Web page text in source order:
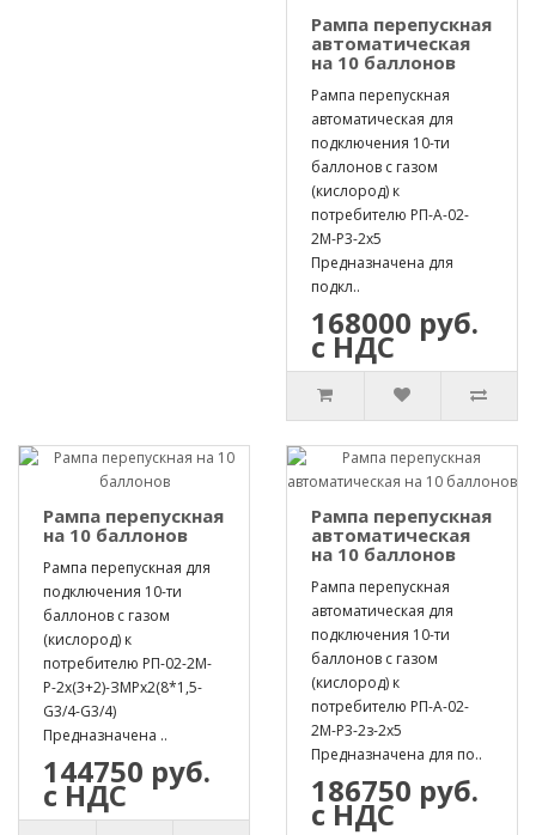
Рампа перепускная
автоматическая
на 10 баллонов
Рампа перепускная
автоматическая для
подключения 10-ти
баллонов с газом
(кислород) к
потребителю РП-А-02-
2М-Р3-2х5
Предназначена для
подкл..
168000 руб.
с НДС
Рампа перепускная
на 10 баллонов
Рампа перепускная для
подключения 10-ти
баллонов с газом
(кислород) к
потребителю РП-02-2М-
Р-2х(3+2)-ЗМРх2(8*1,5-
G3/4-G3/4)
Предназначена ..
144750 руб.
с НДС
Рампа перепускная
автоматическая
на 10 баллонов
Рампа перепускная
автоматическая для
подключения 10-ти
баллонов с газом
(кислород) к
потребителю РП-А-02-
2М-Р3-2з-2х5
Предназначена для по..
186750 руб.
с НДС